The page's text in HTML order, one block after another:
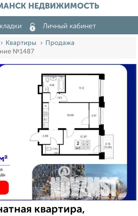
НЕДВИЖИМОСТЬ
Личный кабинет
Квартиры
Продажа
№1487
квартира,